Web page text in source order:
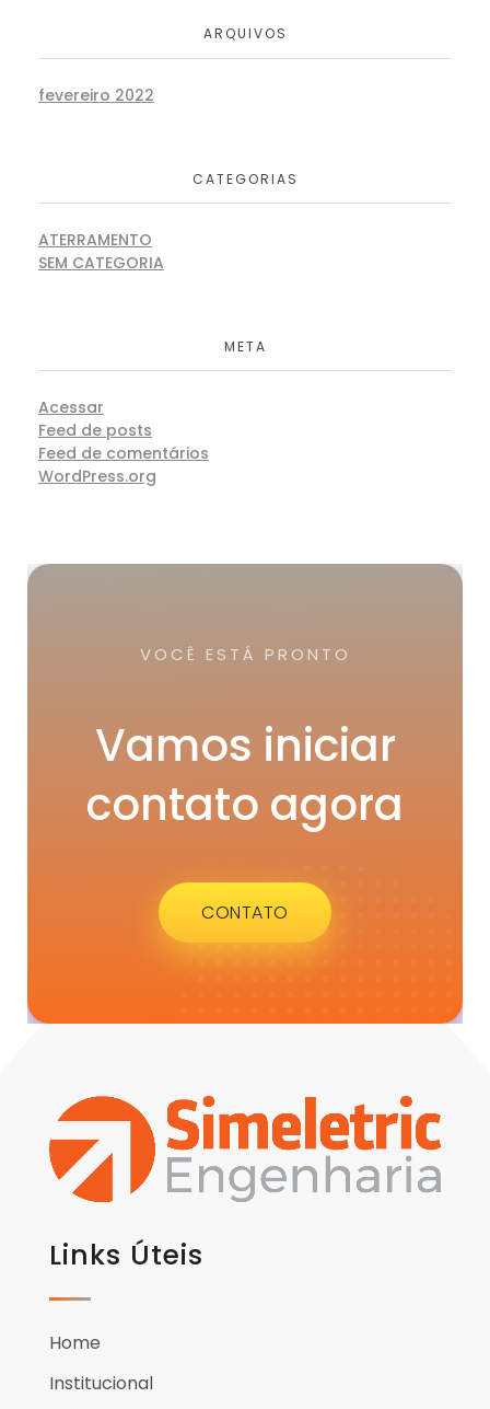
ARQUIVOS
fevereiro 2022
CATEGORIAS
ATERRAMENTO
SEM CATEGORIA
META
Acessar
Feed de posts
Feed de comentários
WordPress.org
VOCÊ ESTÁ PRONTO
Vamos iniciar
contato agora
CONTATO
Links Úteis
Home
Institucional